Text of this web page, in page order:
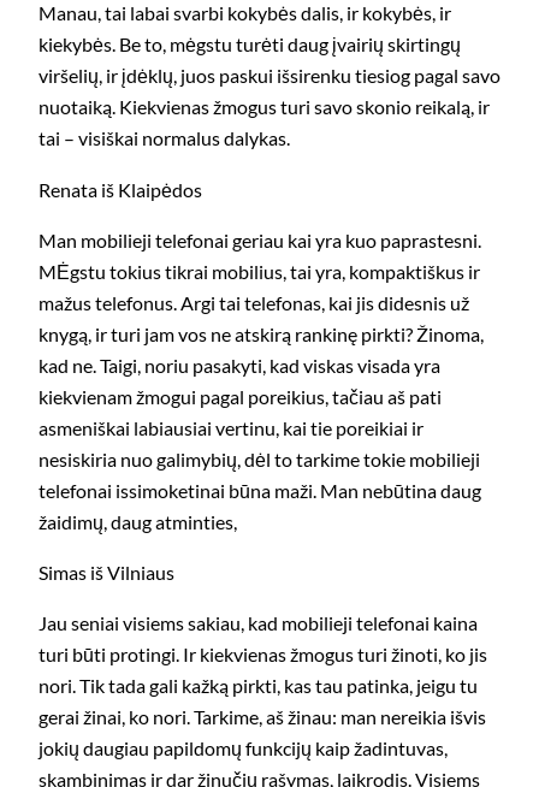
Manau, tai labai svarbi kokybės dalis, ir kokybės, ir
kiekybės. Be to, mėgstu turėti daug įvairių skirtingų
viršelių, ir įdėklų, juos paskui išsirenku tiesiog pagal savo
nuotaiką. Kiekvienas žmogus turi savo skonio reikalą, ir
tai – visiškai normalus dalykas.
Renata iš Klaipėdos
Man mobilieji telefonai geriau kai yra kuo paprastesni.
MĖgstu tokius tikrai mobilius, tai yra, kompaktiškus ir
mažus telefonus. Argi tai telefonas, kai jis didesnis už
knygą, ir turi jam vos ne atskirą rankinę pirkti? Žinoma,
kad ne. Taigi, noriu pasakyti, kad viskas visada yra
kiekvienam žmogui pagal poreikius, tačiau aš pati
asmeniškai labiausiai vertinu, kai tie poreikiai ir
nesiskiria nuo galimybių, dėl to tarkime tokie mobilieji
telefonai issimoketinai būna maži. Man nebūtina daug
žaidimų, daug atminties,
Simas iš Vilniaus
Jau seniai visiems sakiau, kad mobilieji telefonai kaina
turi būti protingi. Ir kiekvienas žmogus turi žinoti, ko jis
nori. Tik tada gali kažką pirkti, kas tau patinka, jeigu tu
gerai žinai, ko nori. Tarkime, aš žinau: man nereikia išvis
jokių daugiau papildomų funkcijų kaip žadintuvas,
skambinimas ir dar žinučių rašymas, laikrodis. Visiems